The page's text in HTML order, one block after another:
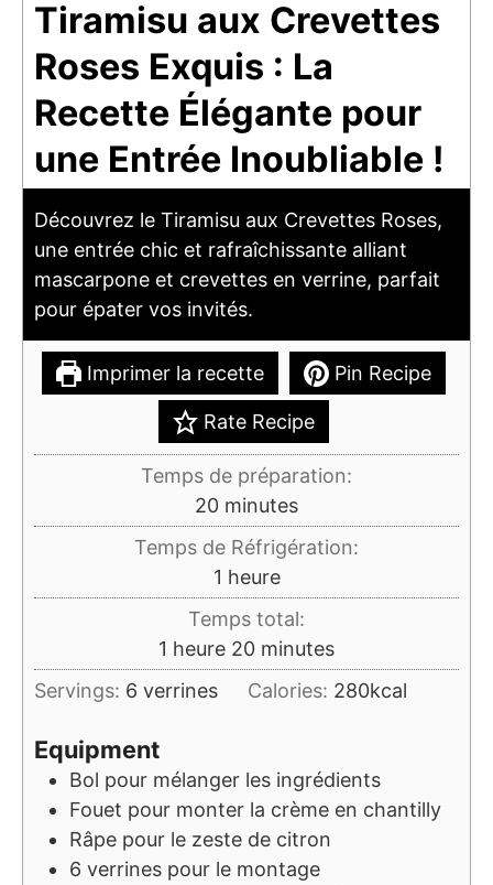
Tiramisu aux Crevettes
Roses Exquis : La
Recette Élégante pour
une Entrée Inoubliable !
Découvrez le Tiramisu aux Crevettes Roses,
une entrée chic et rafraîchissante alliant
mascarpone et crevettes en verrine, parfait
pour épater vos invités.
Imprimer la recette Pin Recipe
Rate Recipe
Temps de préparation:
20minutes
minutes
Temps de Réfrigération:
1 heure
heure
Temps total:
1 heure
heure 20minutes
minutes
Servings: 6 verrines Calories: 280kcal
Equipment
Bol pour mélanger les ingrédients
Fouet pour monter la crème en chantilly
Râpe pour le zeste de citron
6 verrines pour le montage